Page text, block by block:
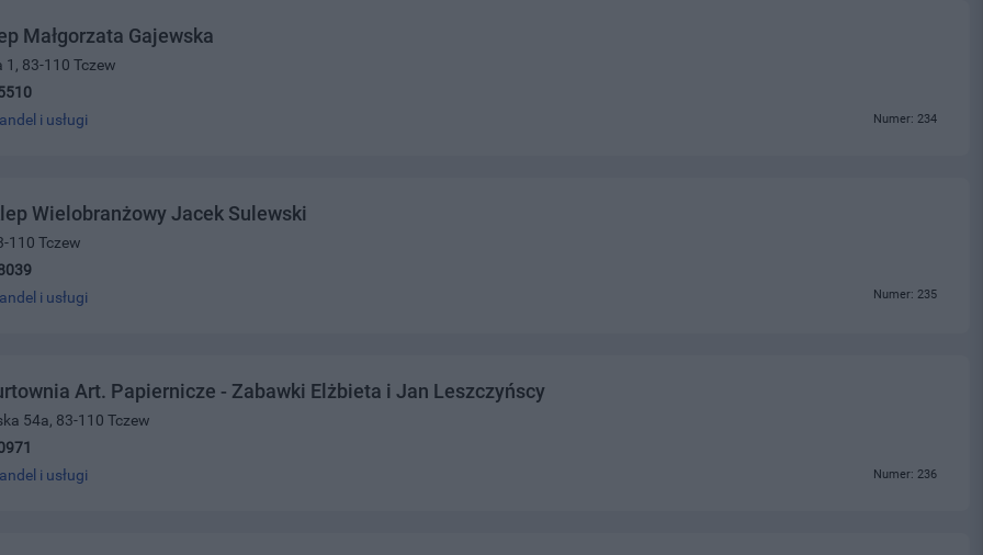
Małgorzata Gajewska
1, 83-110 Tczew
i usługi Numer: 234
Wielobranżowy Jacek Sulewski
110 Tczew
i usługi Numer: 235
Art. Papiernicze - Zabawki Elżbieta i Jan Leszczyńscy
54a, 83-110 Tczew
i usługi Numer: 236